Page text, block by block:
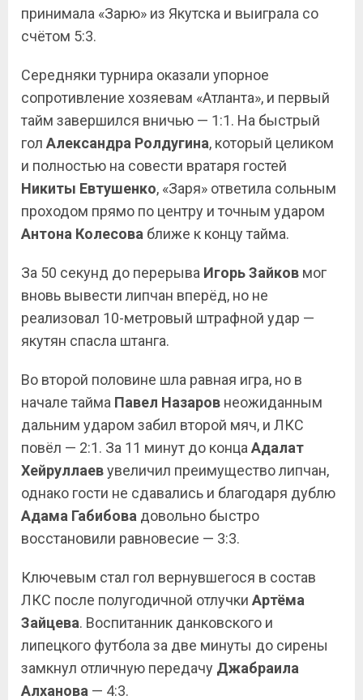
принимала «Зарю» из Якутска и выиграла со
счётом 5:3.
Середняки турнира оказали упорное
сопротивление хозяевам «Атланта», и первый
тайм завершился вничью — 1:1. На быстрый
гол Александра Ролдугина, который целиком
и полностью на совести вратаря гостей
Никиты Евтушенко, «Заря» ответила сольным
проходом прямо по центру и точным ударом
Антона Колесова ближе к концу тайма.
За 50 секунд до перерыва Игорь Зайков мог
вновь вывести липчан вперёд, но не
реализовал 10-метровый штрафной удар —
якутян спасла штанга.
Во второй половине шла равная игра, но в
начале тайма Павел Назаров неожиданным
дальним ударом забил второй мяч, и ЛКС
повёл — 2:1. За 11 минут до конца Адалат
Хейруллаевувеличил преимущество липчан,
однако гости не сдавались и благодаря дублю
Адама Габибова довольно быстро
восстановили равновесие — 3:3.
Ключевым стал гол вернувшегося в состав
ЛКС после полугодичной отлучки Артёма
Зайцева. Воспитанник данковского и
липецкого футбола за две минуты до сирены
замкнул отличную передачу Джабраила
Алханова — 4:3.